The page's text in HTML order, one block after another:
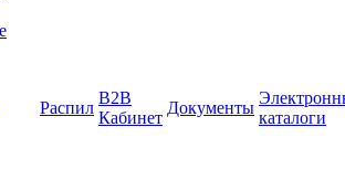
Распил
B2B
Кабинет
Документы
каталоги